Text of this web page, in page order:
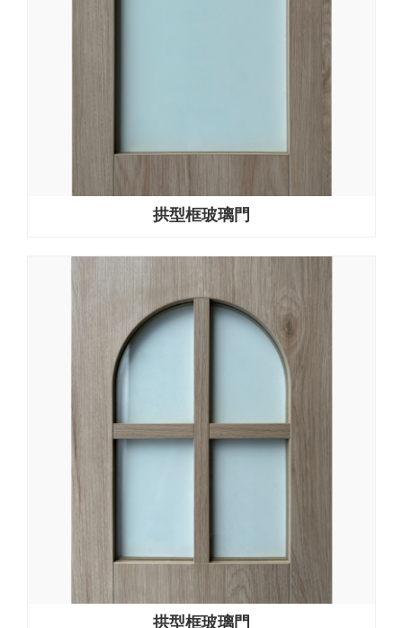
拱型框玻璃門
拱型框玻璃門